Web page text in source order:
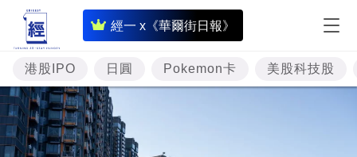
經一 x《華爾街日報》
即
時
財
經
專
題
港股IPO 日圓 Pokemon卡 美股科技股